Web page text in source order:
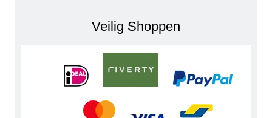
Veilig Shoppen